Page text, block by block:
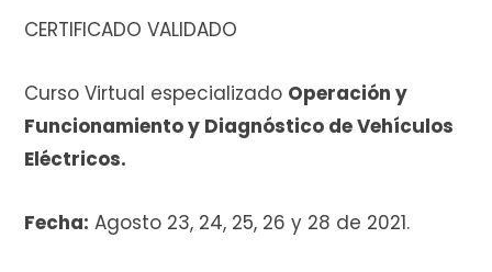
CERTIFICADO VALIDADO
Curso Virtual especializado Operación y
Funcionamiento y Diagnóstico de Vehículos
Eléctricos.
Fecha: Agosto 23, 24, 25, 26 y 28 de 2021.